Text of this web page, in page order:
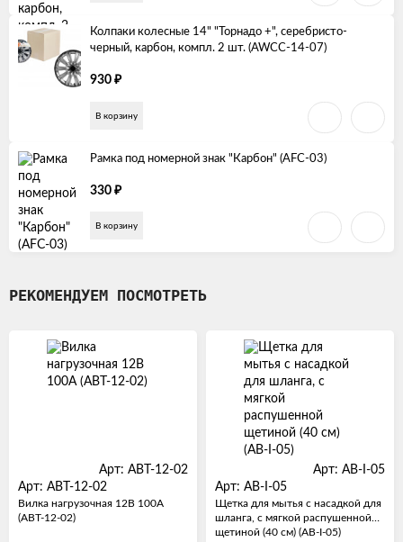
Колпаки колесные 14" "Торнадо +", серебристо-
черный, карбон, компл. 2 шт. (AWCC-14-07)
930 ₽
В корзину
Рамка под номерной знак "Карбон" (AFC-03)
330 ₽
В корзину
РЕКОМЕНДУЕМ ПОСМОТРЕТЬ
Арт: ABT-12-02
Арт: ABT-12-02
Вилка нагрузочная 12В 100А
(ABT-12-02)
Арт: AB-I-05
Арт: AB-I-05
Щетка для мытья с насадкой для
шланга, с мягкой распушенной
щетиной (40 см) (AB-I-05)